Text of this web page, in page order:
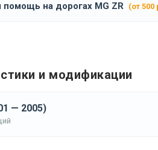
помощь на дорогах MG ZR (от 500
и модификации
— 2005)